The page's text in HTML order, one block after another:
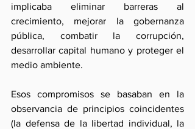
implicaba eliminar barreras al
crecimiento, mejorar la gobernanza
pública, combatir la corrupción,
desarrollar capital humano y proteger el
medio ambiente.
Esos compromisos se basaban en la
observancia de principios coincidentes
(la defensa de la libertad individual, la